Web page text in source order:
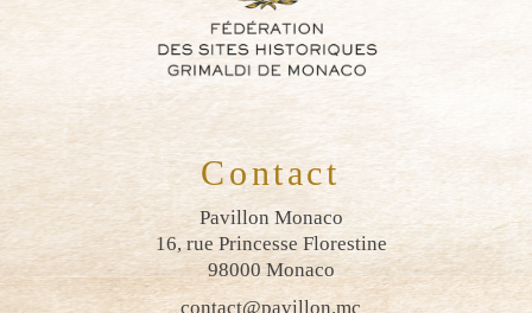
Contact
Pavillon Monaco
16, rue Princesse Florestine
98000 Monaco
contact@pavillon.mc